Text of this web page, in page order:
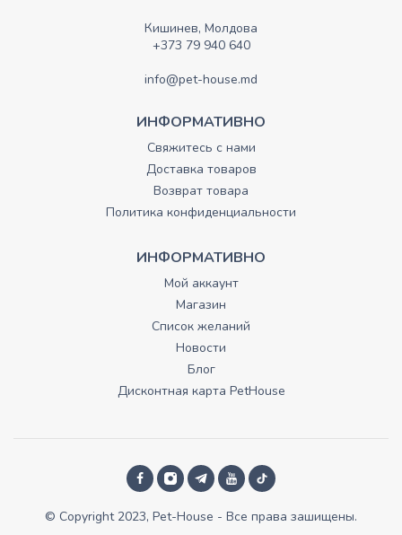
Кишинев, Молдова
+373 79 940 640
info@pet-house.md
ИНФОРМАТИВНО
Свяжитесь с нами
Доставка товаров
Возврат товара
Политика конфиденциальности
ИНФОРМАТИВНО
Мой аккаунт
Магазин
Список желаний
Новости
Блог
Дисконтная карта PetHouse
© Copyright 2023, Pet-House - Все права зашищены.